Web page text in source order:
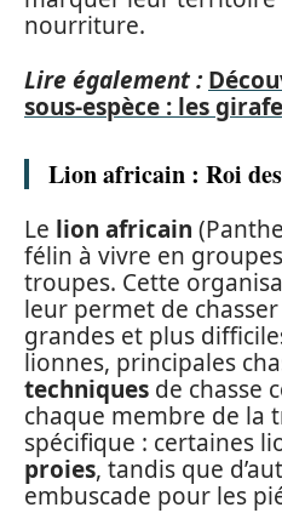
nourriture.
Lire également :
sous-espèce : les
Lion africain : Roi
Le lion africain
félin à vivre en
troupes. Cette
leur permet de
grandes et plus
lionnes, principales
techniques de chasse
chaque membre de la
spécifique : certaines
proies, tandis que
embuscade pour les